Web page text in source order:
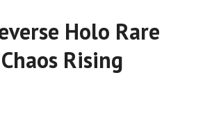
Holo Rare
Rising